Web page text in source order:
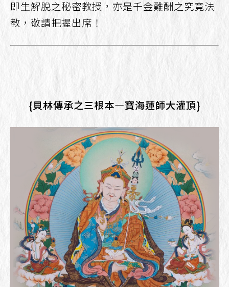
即生解脫之秘密教授，亦是千金難酬之究竟法
教，敬請把握出席！
{貝林傳承之三根本—寶海蓮師大灌頂}